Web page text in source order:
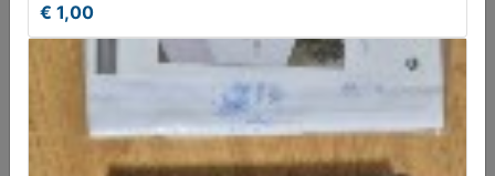
PLATEEL DIENBLAD
€ 1,00